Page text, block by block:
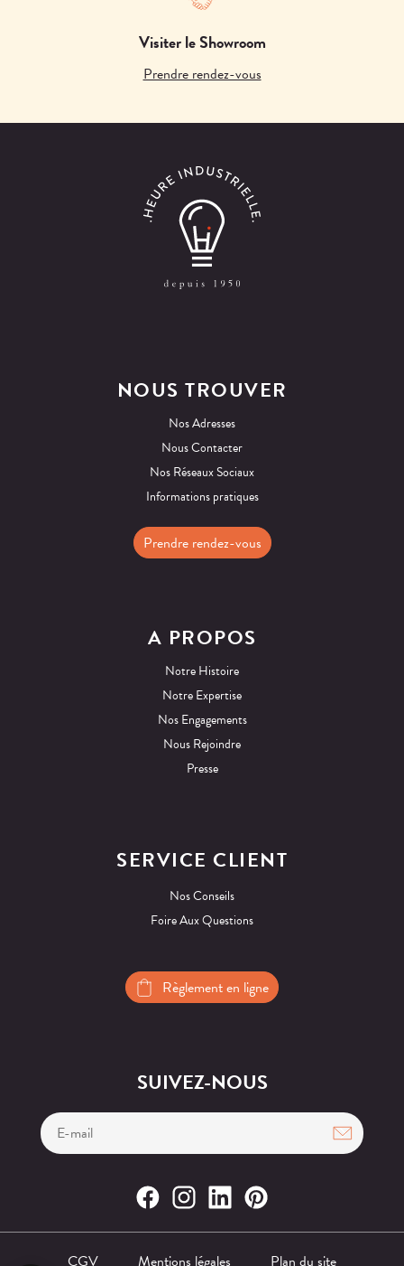
Visiter le Showroom
Prendre rendez-vous
NOUS TROUVER
Nos Adresses
Nous Contacter
Nos Réseaux Sociaux
Informations pratiques
Prendre rendez-vous
A PROPOS
Notre Histoire
Notre Expertise
Nos Engagements
Nous Rejoindre
Presse
SERVICE CLIENT
Nos Conseils
Foire Aux Questions
Règlement en ligne
SUIVEZ-NOUS